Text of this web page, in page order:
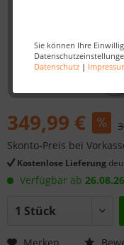
Sie können Ihre
Datenschutz|
349,99 €
Skonto-Preis bei
Kostenlose Lieferung
Verfügbar ab 26.08.26